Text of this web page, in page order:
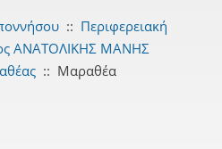
:: Περιφερειακή
ΑΝΑΤΟΛΙΚΗΣ ΜΑΝΗΣ
:: Μαραθέα